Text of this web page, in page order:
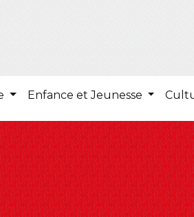
Enfance et Jeunesse